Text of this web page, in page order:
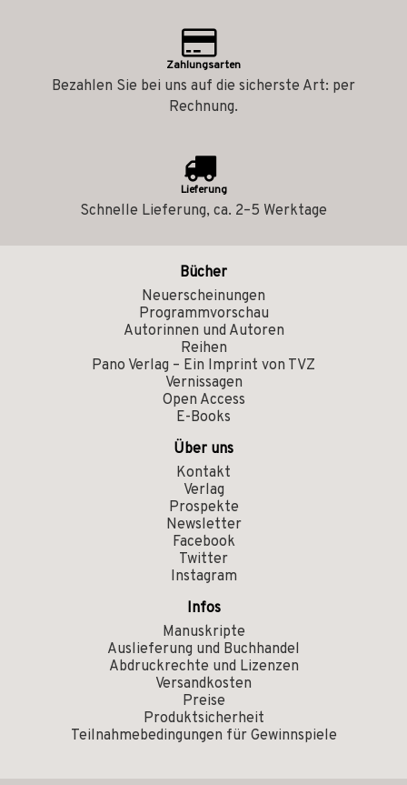
Zahlungsarten
Bezahlen Sie bei uns auf die sicherste Art: per
Rechnung.
Lieferung
Schnelle Lieferung, ca. 2–5 Werktage
Bücher
Neuerscheinungen
Programmvorschau
Autorinnen und Autoren
Reihen
Pano Verlag – Ein Imprint von TVZ
Vernissagen
Open Access
E-Books
Über uns
Kontakt
Verlag
Prospekte
Newsletter
Facebook
Twitter
Instagram
Infos
Manuskripte
Auslieferung und Buchhandel
Abdruckrechte und Lizenzen
Versandkosten
Preise
Produktsicherheit
Teilnahmebedingungen für Gewinnspiele